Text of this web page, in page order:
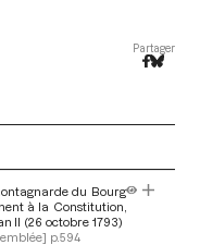
Partager
du Bourg
à la Constitution,
II (26 octobre 1793)
p.594